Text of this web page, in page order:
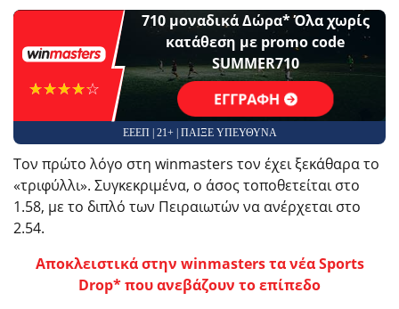
☆☆☆☆☆
★★★★★
710 μοναδικά Δώρα* Όλα χωρίς
κατάθεση με promo code
SUMMER710
ΕΓΓΡΑΦΗ
ΕΕΕΠ | 21+ | ΠΑΙΞΕ ΥΠΕΥΘΥΝΑ
Τον πρώτο λόγο στη winmasters τον έχει ξεκάθαρα το
«τριφύλλι». Συγκεκριμένα, ο άσος τοποθετείται στο
1.58, με το διπλό των Πειραιωτών να ανέρχεται στο
2.54.
Aποκλειστικά στην winmasters τα νέα Sports
Drop* που ανεβάζουν το επίπεδο